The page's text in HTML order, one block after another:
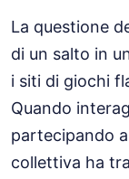
La questione
di un salto in
i siti di giochi
Quando
partecipando
collettiva ha